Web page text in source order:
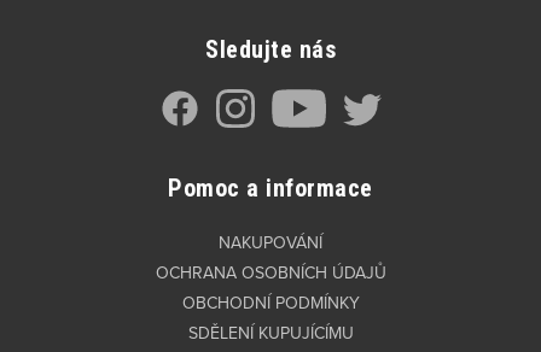
Sledujte nás
Pomoc a informace
NAKUPOVÁNÍ
OCHRANA OSOBNÍCH ÚDAJŮ
OBCHODNÍ PODMÍNKY
SDĚLENÍ KUPUJÍCÍMU